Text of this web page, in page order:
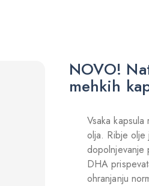
NOVO!
mehkih
Vsaka
olja. Ribje
dopolnjevanje
DHA
ohranjanju